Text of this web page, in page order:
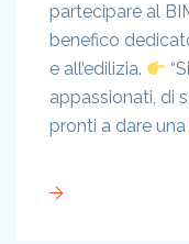
partecipare al
benefico
e all’edilizia.
appassionati, di
pronti a dare